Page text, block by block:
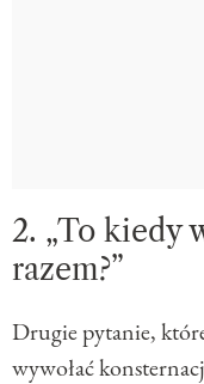
2. „To kiedy
razem?”
Drugie pytanie,
wywołać